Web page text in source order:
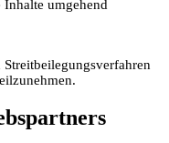
umgehend